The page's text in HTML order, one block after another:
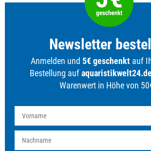
Newsletter
Anmelden und 5€ geschenktauf
Bestellung auf
Warenwert in Höhe von